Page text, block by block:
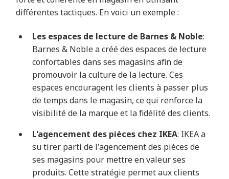
différentes tactiques. En voici un exemple :
Les espaces de lecture de Barnes & Noble:
Barnes & Noble a créé des espaces de lecture
confortables dans ses magasins afin de
promouvoir la culture de la lecture. Ces
espaces encouragent les clients à passer plus
de temps dans le magasin, ce qui renforce la
visibilité de la marque et la fidélité des clients.
L'agencement des pièces chez IKEA: IKEA a
su tirer parti de l'agencement des pièces de
ses magasins pour mettre en valeur ses
produits. Cette stratégie permet aux clients